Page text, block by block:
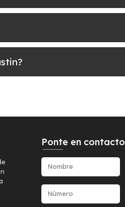
Ponte en contacto